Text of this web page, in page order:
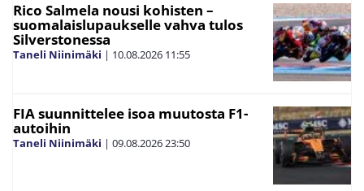
Rico Salmela nousi kohisten –
suomalaislupaukselle vahva tulos
Silverstonessa
Taneli Niinimäki | 10.08.2026 11:55
FIA suunnittelee isoa muutosta F1-
autoihin
Taneli Niinimäki | 09.08.202623:50